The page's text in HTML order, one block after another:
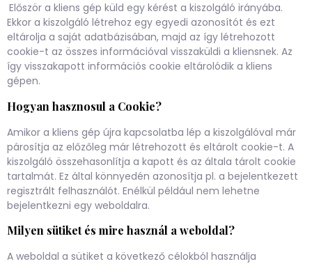
Először a kliens gép küld egy kérést a kiszolgáló irányába.
Ekkor a kiszolgáló létrehoz egy egyedi azonosítót és ezt
eltárolja a saját adatbázisában, majd az így létrehozott
cookie-t az összes információval visszaküldi a kliensnek. Az
így visszakapott információs cookie eltárolódik a kliens
gépen.
Hogyan hasznosul a Cookie?
Amikor a kliens gép újra kapcsolatba lép a kiszolgálóval már
párosítja az előzőleg már létrehozott és eltárolt cookie-t. A
kiszolgáló összehasonlítja a kapott és az általa tárolt cookie
tartalmát. Ez által könnyedén azonosítja pl. a bejelentkezett
regisztrált felhasználót. Enélkül például nem lehetne
bejelentkezni egy weboldalra.
Milyen sütiket és mire használ a weboldal?
A weboldal a sütiket a következő célokból használja